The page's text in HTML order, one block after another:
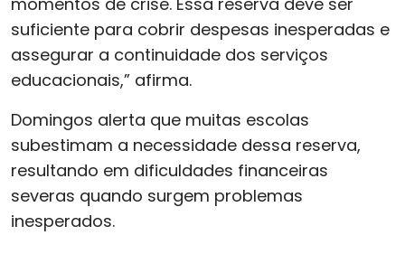
suficiente para cobrir despesas inesperadas e
assegurar a continuidade dos serviços
educacionais,” afirma.
Domingos alerta que muitas escolas
subestimam a necessidade dessa reserva,
resultando em dificuldades financeiras
severas quando surgem problemas
inesperados.